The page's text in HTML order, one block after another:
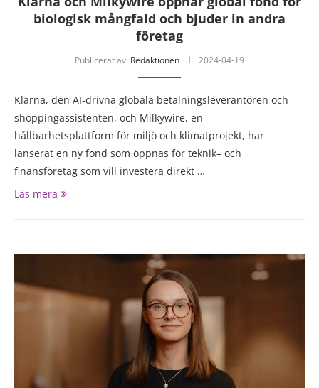
biologisk mångfald och bjuder in andra
företag
Publicerat av: Redaktionen 2024-04-19
Klarna, den AI-drivna globala betalningsleverantören och
shoppingassistenten, och Milkywire, en
hållbarhetsplattform för miljö och klimatprojekt, har
lanserat en ny fond som öppnas för teknik– och
finansföretag som vill investera direkt …
Läs mera